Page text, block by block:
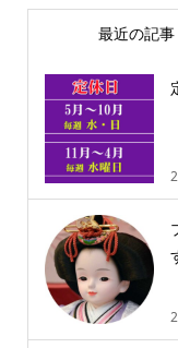
最近の記事